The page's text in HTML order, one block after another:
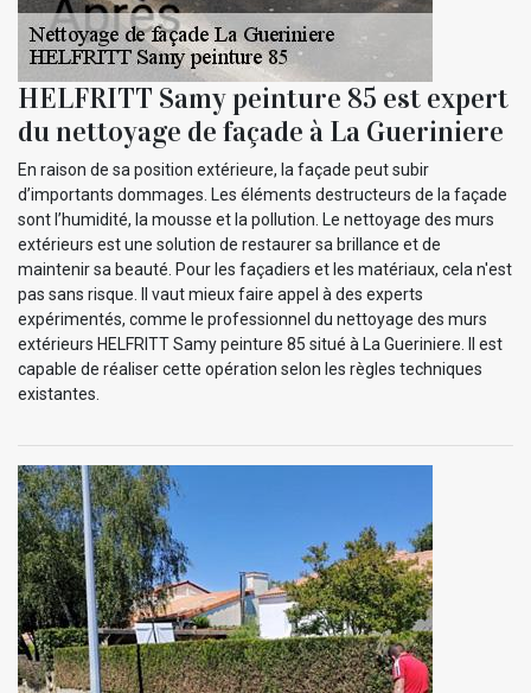
HELFRITT Samy peinture 85 est expert
du nettoyage de façade à La Gueriniere
En raison de sa position extérieure, la façade peut subir
d’importants dommages. Les éléments destructeurs de la façade
sont l’humidité, la mousse et la pollution. Le nettoyage des murs
extérieurs est une solution de restaurer sa brillance et de
maintenir sa beauté. Pour les façadiers et les matériaux, cela n'est
pas sans risque. Il vaut mieux faire appel à des experts
expérimentés, comme le professionnel du nettoyage des murs
extérieurs HELFRITT Samy peinture 85 situé à La Gueriniere. Il est
capable de réaliser cette opération selon les règles techniques
existantes.